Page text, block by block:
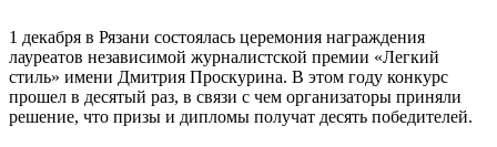
1 декабря в Рязани состоялась церемония награждения
лауреатов независимой журналистской премии «Легкий
стиль» имени Дмитрия Проскурина. В этом году конкурс
прошел в десятый раз, в связи с чем организаторы приняли
решение, что призы и дипломы получат десять победителей.